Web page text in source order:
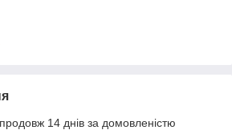
14 днів за домовленістю